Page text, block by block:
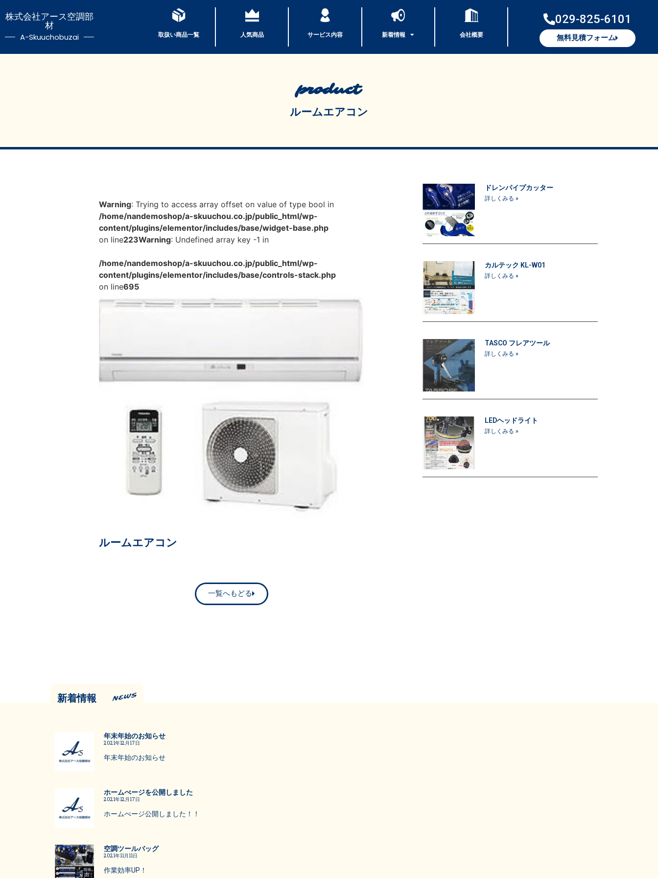
株式会社アース空調部
材
A-Skuuchobuzai
取扱い商品一覧 人気商品 サービス内容 新着情報 会社概要
029-825-6101
無料見積フォーム
product
ルームエアコン
Warning: Trying to access array offset on value of type bool in
/home/nandemoshop/a-skuuchou.co.jp/public_html/wp-
content/plugins/elementor/includes/base/widget-base.php
on line223Warning: Undefined array key -1 in
/home/nandemoshop/a-skuuchou.co.jp/public_html/wp-
content/plugins/elementor/includes/base/controls-stack.php
on line695
ルームエアコン
一覧へもどる
ドレンパイプカッター
詳しくみる »
カルテック KL-W01
詳しくみる »
TASCO フレアツール
詳しくみる »
LEDヘッドライト
詳しくみる »
新着情報
年末年始のお知らせ
2021年12月17日
年末年始のお知らせ
ホームぺージを公開しました
2021年12月17日
ホームぺージ公開しました！！
空調ツールバッグ
2021年11月11日
作業効率UP！